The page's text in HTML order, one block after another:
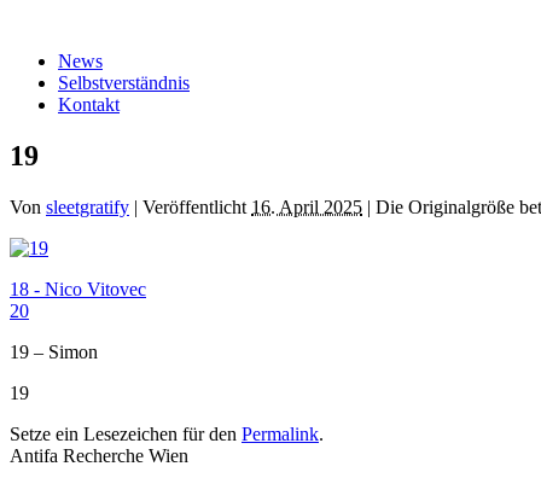
springenNews
Selbstverständnis
Kontakt
19
Von sleetgratify | Veröffentlicht 16. April 2025 | Die Originalgröße
18 - Nico Vitovec
20
19 – Simon
19
Setze ein Lesezeichen für den Permalink.
Antifa Recherche Wien